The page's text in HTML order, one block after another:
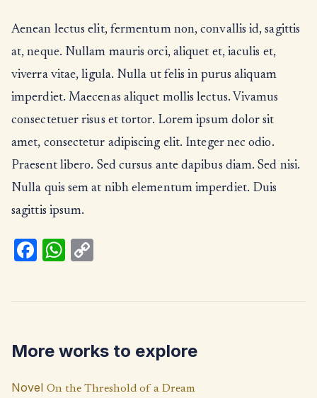
Aenean lectus elit, fermentum non, convallis id, sagittis
at, neque. Nullam mauris orci, aliquet et, iaculis et,
viverra vitae, ligula. Nulla ut felis in purus aliquam
imperdiet. Maecenas aliquet mollis lectus. Vivamus
consectetuer risus et tortor. Lorem ipsum dolor sit
amet, consectetur adipiscing elit. Integer nec odio.
Praesent libero. Sed cursus ante dapibus diam. Sed nisi.
Nulla quis sem at nibh elementum imperdiet. Duis
sagittis ipsum.
Fa
k
W
p
p
Li
n
k
More works to explore
Novel On the Threshold of a Dream